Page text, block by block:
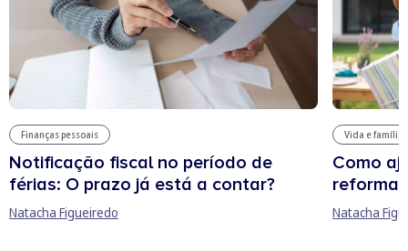
Finanças pessoais
Notificação fiscal no período de
férias: O prazo já está a contar?
Natacha Figueiredo
Vida e família
Como
reforma
Natacha